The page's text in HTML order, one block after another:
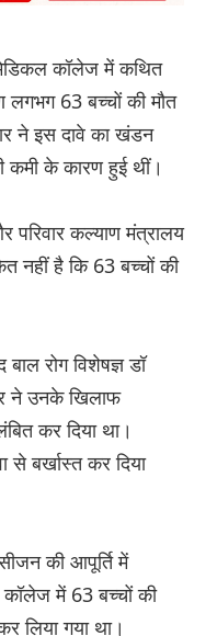
कॉलेज में कथित
63 बच्चों की मौत
ने इस दावे का खंडन
कमी के कारण हुई थीं।
कल्याण मंत्रालय
नहीं है कि 63 बच्चों की
रोग विशेषज्ञ डॉ
ने उनके खिलाफ
कर दिया था।
बर्खास्त कर दिया
की आपूर्ति में
में 63 बच्चों की
लिया गया था।